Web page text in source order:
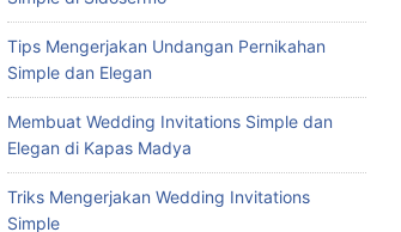
Tips Mengerjakan Undangan Pernikahan
Simple dan Elegan
Membuat Wedding Invitations Simple dan
Elegan di Kapas Madya
Triks Mengerjakan Wedding Invitations
Simple